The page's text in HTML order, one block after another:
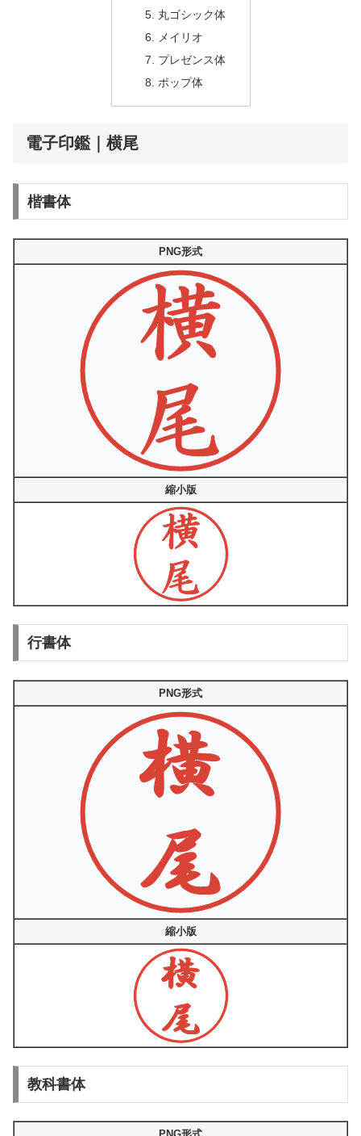
丸ゴシック体
メイリオ
プレゼンス体
ポップ体
電子印鑑｜横尾
楷書体
PNG形式
縮小版
行書体
PNG形式
縮小版
教科書体